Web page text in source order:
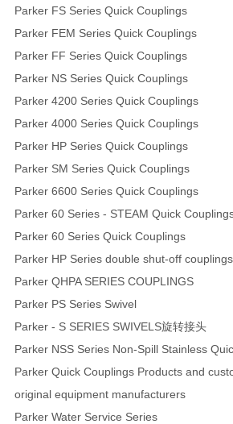
Parker FS Series Quick Couplings
Parker FEM Series Quick Couplings
Parker FF Series Quick Couplings
Parker NS Series Quick Couplings
Parker 4200 Series Quick Couplings
Parker 4000 Series Quick Couplings
Parker HP Series Quick Couplings
Parker SM Series Quick Couplings
Parker 6600 Series Quick Couplings
Parker 60 Series - STEAM Quick
Parker 60 Series Quick Couplings
Parker HP Series double shut-off couplings
Parker QHPA SERIES COUPLINGS
Parker PS Series Swivel
Parker - S SERIES SWIVELS旋转接头
Parker NSS Series Non-Spill Stainless
Parker Quick Couplings Products and
original equipment manufacturers
Parker Water Service Series